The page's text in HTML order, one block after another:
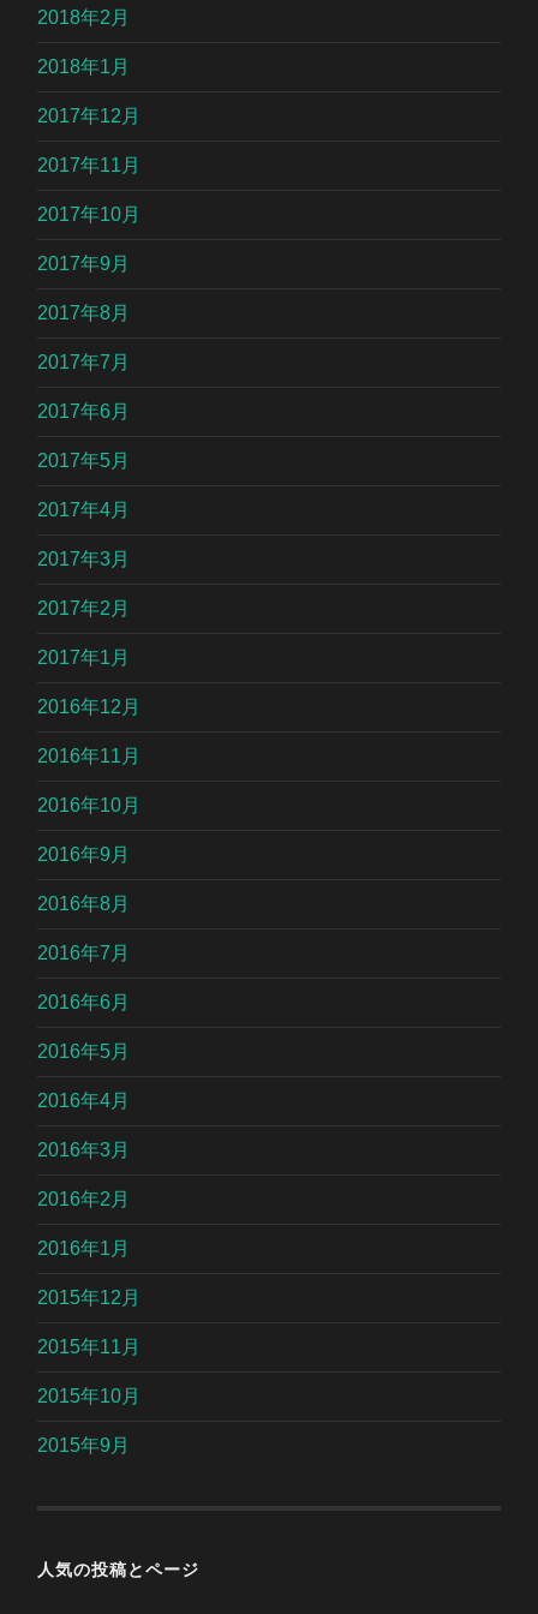
2018年2月
2018年1月
2017年12月
2017年11月
2017年10月
2017年9月
2017年8月
2017年7月
2017年6月
2017年5月
2017年4月
2017年3月
2017年2月
2017年1月
2016年12月
2016年11月
2016年10月
2016年9月
2016年8月
2016年7月
2016年6月
2016年5月
2016年4月
2016年3月
2016年2月
2016年1月
2015年12月
2015年11月
2015年10月
2015年9月
人気の投稿とページ